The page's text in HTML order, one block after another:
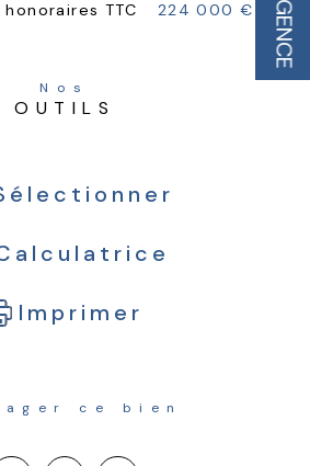
L'AGENCE
TTC
224 000 €
Nos
OUTILS
Imprimer
ce bien